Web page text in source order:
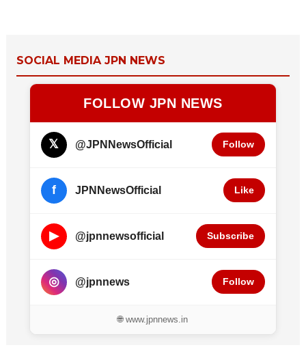
SOCIAL MEDIA JPN NEWS
FOLLOW JPN NEWS
𝕏 @JPNNewsOfficial Follow
f JPNNewsOfficial Like
▶ @jpnnewsofficial Subscribe
◎ @jpnnews Follow
🌐 www.jpnnews.in